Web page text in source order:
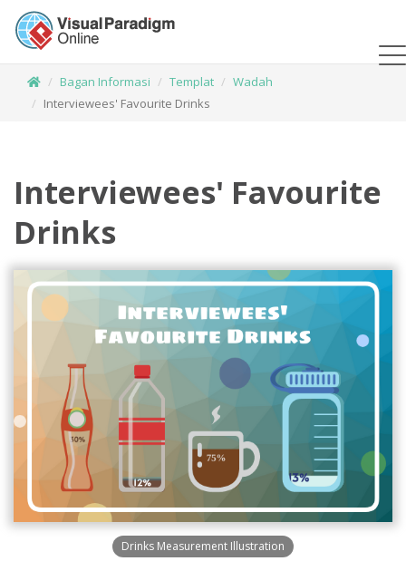
Bagan Informasi Templat
Wadah
Interviewees' Favourite Drinks
Interviewees' Favourite
Drinks
Drinks Measurement Illustration